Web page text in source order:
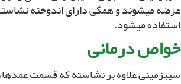
عرضه مى‏شوند و همگى داراى اندوخته
استفاده مى‏شود.
خواص درمانى‏
سیب‏زمینى علاوه بر نشاسته که قسمت